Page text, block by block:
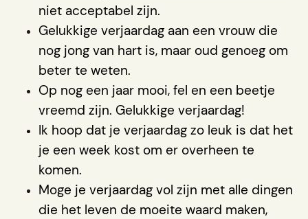
niet acceptabel zijn.
Gelukkige verjaardag aan een vrouw die
nog jong van hart is, maar oud genoeg om
beter te weten.
Op nog een jaar mooi, fel en een beetje
vreemd zijn. Gelukkige verjaardag!
Ik hoop dat je verjaardag zo leuk is dat het
je een week kost om er overheen te
komen.
Moge je verjaardag vol zijn met alle dingen
die het leven de moeite waard maken,